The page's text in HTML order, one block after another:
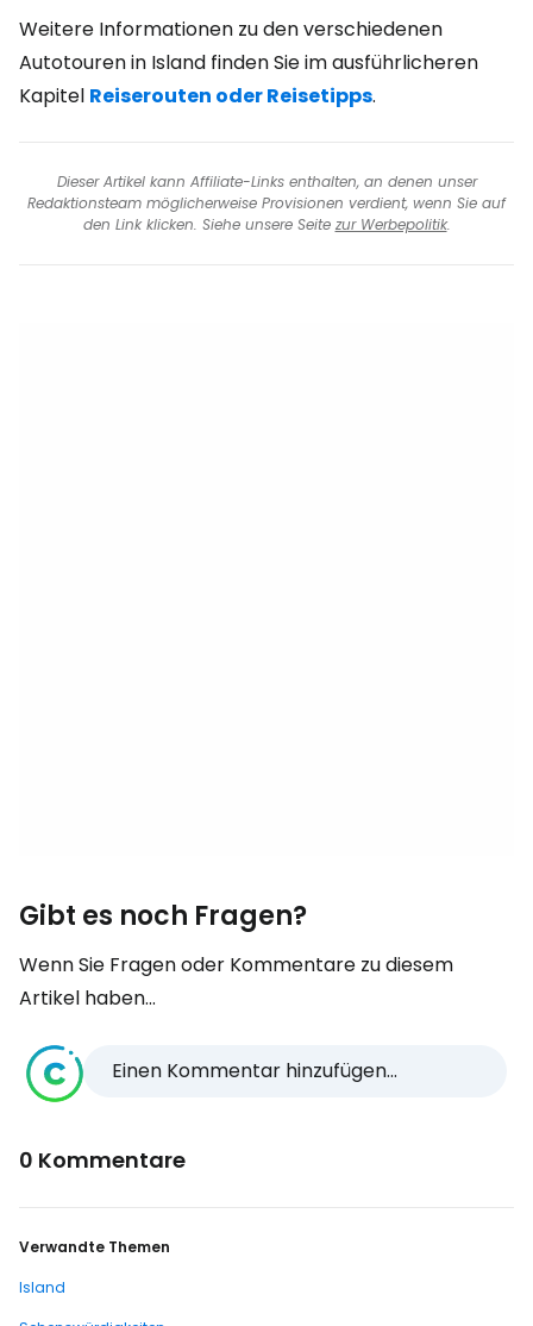
Weitere Informationen zu den verschiedenen
Autotouren in Island finden Sie im ausführlicheren
Kapitel Reiserouten oder Reisetipps.
Dieser Artikel kann Affiliate-Links enthalten, an denen unser
Redaktionsteam möglicherweise Provisionen verdient, wenn Sie auf
den Link klicken. Siehe unsere Seite zur Werbepolitik.
Gibt es noch Fragen?
Wenn Sie Fragen oder Kommentare zu diesem
Artikel haben...
Einen Kommentar hinzufügen...
0 Kommentare
Verwandte Themen
Island